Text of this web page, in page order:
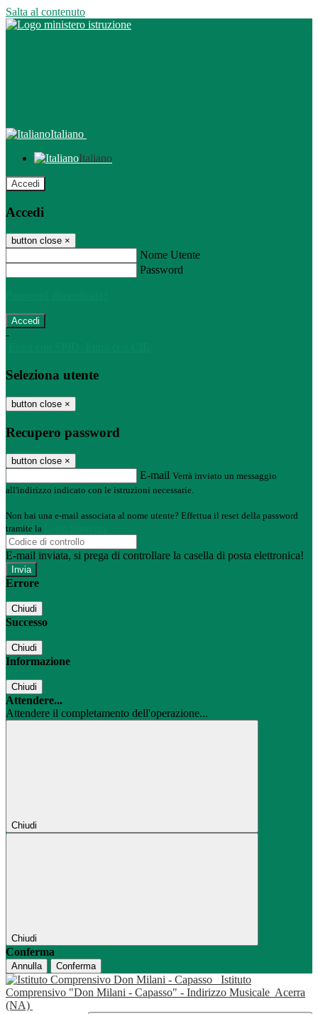
Salta al contenuto
Italiano
Italiano
Accedi
Accedi
button close ×
Nome Utente
Password
-
Seleziona utente
button close ×
Recupero password
button close ×
E-mail Verrà inviato un messaggio
all'indirizzo indicato con le istruzioni necessarie.
Non hai una e-mail associata al nome utente? Effettua il reset della password
tramite la
E-mail inviata, si prega di controllare la casella di posta elettronica!
Errore
Chiudi
Successo
Chiudi
Informazione
Chiudi
Attendere...
Attendere il completamento dell'operazione...
Chiudi
Chiudi
Conferma
Annulla Conferma
Istituto
Comprensivo "Don Milani - Capasso" - Indirizzo Musicale Acerra
(NA)